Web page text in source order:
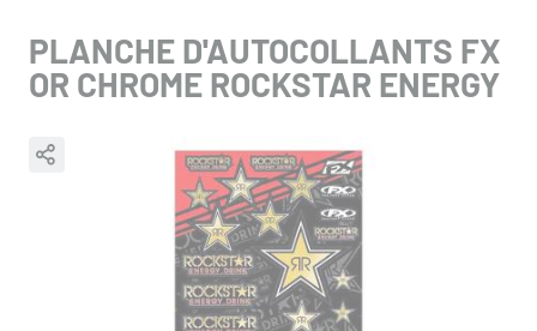
PLANCHE D'AUTOCOLLANTS FX
OR CHROME ROCKSTAR ENERGY